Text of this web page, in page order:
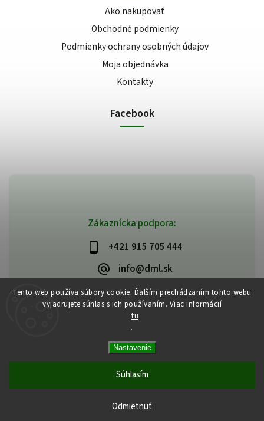
Tento web používa súbory cookie. Ďalším prechádzaním tohto webu
vyjadrujete súhlas s ich používaním. Viac informácií
tu
.
Nastavenie
Odmietnuť
Súhlasím
Zákaznícka podpora:
+421 915 705 444
info@dml.sk
Ako nakupovať
Obchodné podmienky
Podmienky ochrany osobných údajov
Moja objednávka
Kontakty
Facebook
bifeedus | BIO | DIA | BEZLEPKOVÉ POTRAVINY
Shoptet| Design